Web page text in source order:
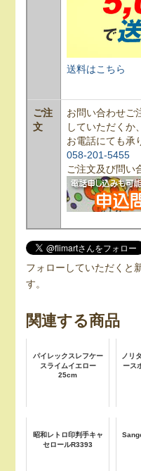
送料はこちら
ご注
文
お問い合わせご
していただくか、
お電話にても承
058-201-5455
ご注文及び問い
フォローしていただくと
す。
関連する商品
パイレックスレフケー
スライムイエロー
25cm
ノリ
ース
昭和レトロ印判手キャ
セロールR3393